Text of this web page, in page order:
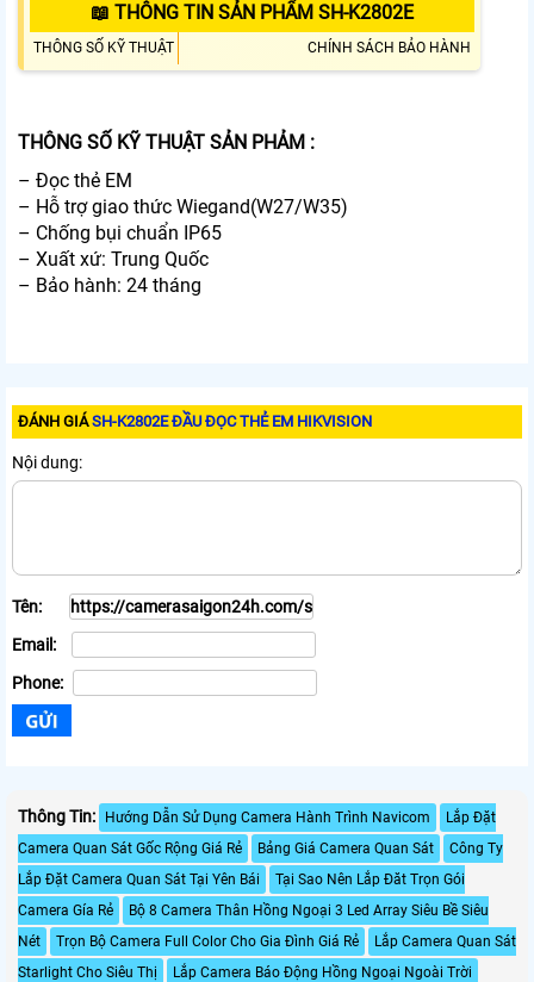
📖 THÔNG TIN SẢN PHẨM SH-K2802E
THÔNG SỐ KỸ THUẬT CHÍNH SÁCH BẢO HÀNH
THÔNG SỐ KỸ THUẬT SẢN PHẢM :
– Đọc thẻ EM
– Hỗ trợ giao thức Wiegand(W27/W35)
– Chống bụi chuẩn IP65
– Xuất xứ: Trung Quốc
– Bảo hành: 24 tháng
ĐÁNH GIÁSH-K2802E ĐẦU ĐỌC THẺ EM HIKVISION
Nội dung:
Tên:
Email:
Phone:
Thông Tin: Hướng Dẫn Sử Dụng Camera Hành Trình Navicom
Lắp Đặt
Camera Quan Sát Gốc Rộng Giá Rẻ
Bảng Giá Camera Quan Sát
Công Ty
Lắp Đặt Camera Quan Sát Tại Yên Bái
Tại Sao Nên Lắp Đăt Trọn Gói
Camera Gía Rẻ
Bộ 8 Camera Thân Hồng Ngoại 3 Led Array Siêu Bề Siêu
Nét
Trọn Bộ Camera Full Color Cho Gia Đình Giá Rẻ
Lắp Camera Quan Sát
Starlight Cho Siêu Thị
Lắp Camera Báo Động Hồng Ngoại Ngoài Trời